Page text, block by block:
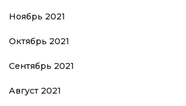
Ноябрь 2021
Октябрь 2021
Сентябрь 2021
Август 2021